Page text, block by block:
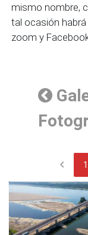
mismo nombre,
tal ocasión
zoom y
chevron_left 1